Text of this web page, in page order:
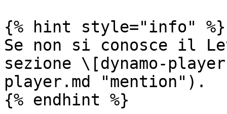
{% hint style="info" %}
Se non si conosce il
sezione \[dynamo-
player.md "mention").
{% endhint %}